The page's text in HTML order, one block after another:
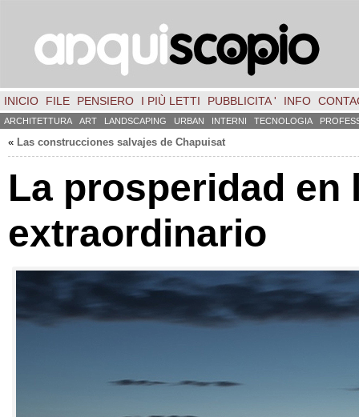
INICIO FILE PENSIERO I PIÙ LETTI PUBBLICITA ' INFO
ARCHITETTURA ART LANDSCAPING URBAN INTERNI TECNOLOGIA
« Las construcciones salvajes de Chapuisat
La prosperidad en
extraordinario